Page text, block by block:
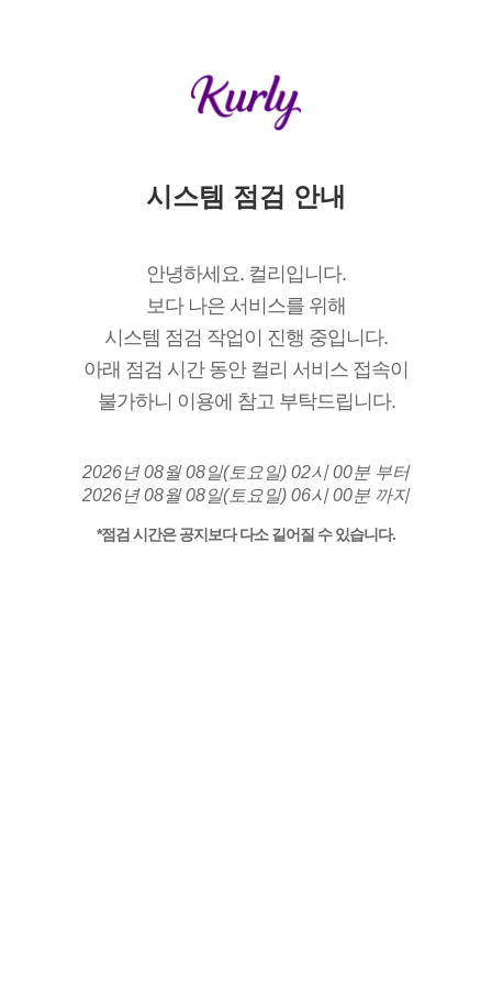
시스템 점검 안내
안녕하세요. 컬리입니다.
보다 나은 서비스를 위해
시스템 점검 작업이 진행 중입니다.
아래 점검 시간 동안 컬리 서비스 접속이
불가하니 이용에 참고 부탁드립니다.
2026년 08월 08일(토요일) 02시 00분 부터
2026년 08월 08일(토요일) 06시 00분 까지
*점검 시간은 공지보다 다소 길어질 수 있습니다.